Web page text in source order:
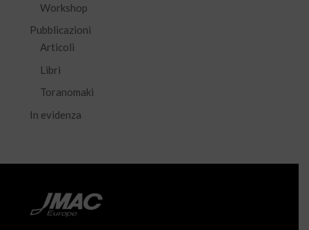
Workshop
Pubblicazioni
Articoli
Libri
Toranomaki
In evidenza